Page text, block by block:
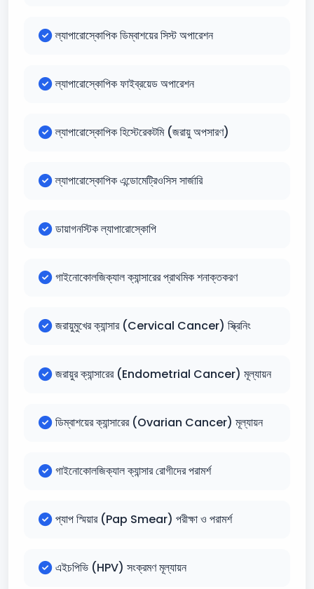
ল্যাপারোস্কোপিক ডিম্বাশয়ের সিস্ট অপারেশন
ল্যাপারোস্কোপিক ফাইব্রয়েড অপারেশন
ল্যাপারোস্কোপিক হিস্টেরেকটমি (জরায়ু অপসারণ)
ল্যাপারোস্কোপিক এন্ডোমেট্রিওসিস সার্জারি
ডায়াগনস্টিক ল্যাপারোস্কোপি
গাইনোকোলজিক্যাল ক্যান্সারের প্রাথমিক শনাক্তকরণ
জরায়ুমুখের ক্যান্সার (Cervical Cancer) স্ক্রিনিং
জরায়ুর ক্যান্সারের (Endometrial Cancer) মূল্যায়ন
ডিম্বাশয়ের ক্যান্সারের (Ovarian Cancer) মূল্যায়ন
গাইনোকোলজিক্যাল ক্যান্সার রোগীদের পরামর্শ
প্যাপ স্মিয়ার (Pap Smear) পরীক্ষা ও পরামর্শ
এইচপিভি (HPV) সংক্রমণ মূল্যায়ন